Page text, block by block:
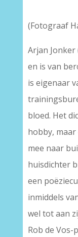
(Fotograaf
Arjan
en is van
is eigenaar
bloed. Het
hobby,
mee naar
huisdichter
een
inmiddels
wel tot aan
Rob de